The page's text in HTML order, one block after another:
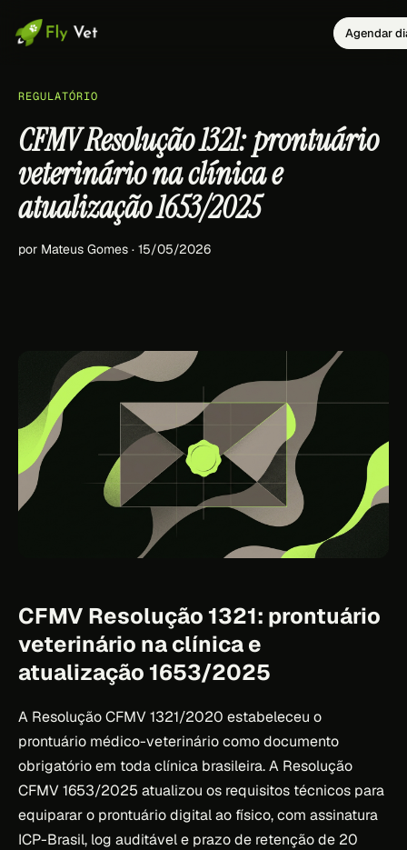
Agendar
REGULATÓRIO
CFMV Resolução 1321: prontuário
veterinário na clínica e
atualização 1653/2025
por Mateus Gomes · 15/05/2026
CFMV Resolução 1321: prontuário
veterinário na clínica e
atualização 1653/2025
A Resolução CFMV 1321/2020 estabeleceu o
prontuário médico-veterinário como documento
obrigatório em toda clínica brasileira. A Resolução
CFMV 1653/2025 atualizou os requisitos técnicos para
equiparar o prontuário digital ao físico, com assinatura
ICP-Brasil, log auditável e prazo de retenção de 20